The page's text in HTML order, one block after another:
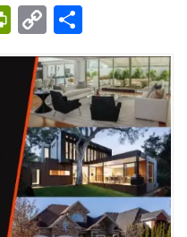
PrintFriendly
Copy
Link